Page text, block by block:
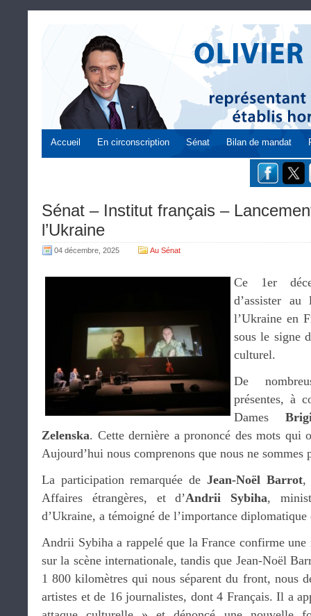
Accueil En circonscription Sénat Bilan de mandat
Sénat – Institut français –
l’Ukraine
04 décembre, 2025 Au Sénat
Ce 1er
d’assister
l’Ukraine en
sous le signe
culturel.
De
présentes, à
Dames
Zelenska. Cette dernière a prononcé des mots qui
Aujourd’hui nous comprenons que nous ne sommes
La participation remarquée de Jean-Noël Barrot,
Affaires étrangères, et d’Andrii Sybiha,
d’Ukraine, a témoigné de l’importance diplomatique
Andrii Sybiha a rappelé que la France confirme
sur la scène internationale, tandis que Jean-Noël
1 800 kilomètres qui nous séparent du front, nous
artistes et de 16 journalistes, dont 4 Français. Il a